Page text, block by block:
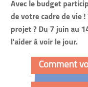
Avec le budget
de votre cadre de vie
projet ? Du 7 juin au
l'aider à voir le jour.
Comment